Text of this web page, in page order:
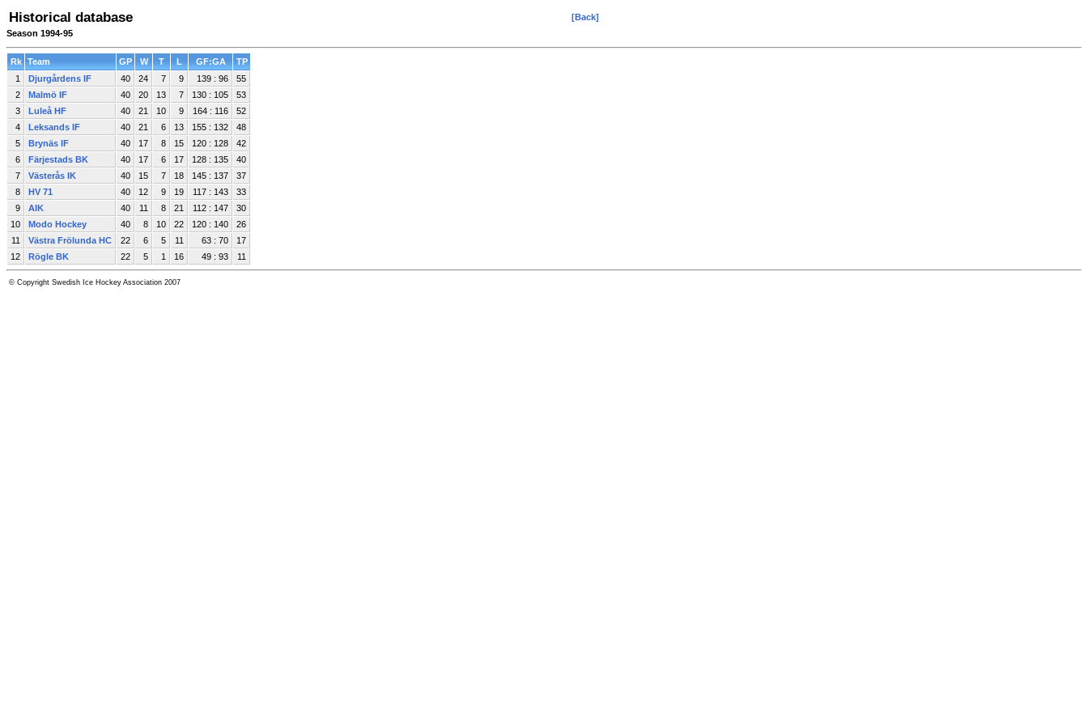
Historical database
[Back]
Season 1994-95
Rk Team GP W T L GF:GA
TP
1
Djurgårdens IF 40 24 7 9 139 : 96
55
2
Malmö IF 40 20 13 7 130 : 105
53
3
Luleå HF 40 21 10 9 164 : 116
52
4
Leksands IF 40 21 6 13 155 : 132
48
5
Brynäs IF 40 17 8 15 120 : 128
42
6
Färjestads BK 40 17 6 17 128 : 135
40
7
Västerås IK 40 15 7 18 145 : 137
37
8
HV 71 40 12 9 19 117 : 143
33
9
AIK 40 11 8 21 112 : 147
30
10
Modo Hockey 40 8 10 22 120 : 140
26
11
Västra Frölunda HC 22 6 5 11 63 : 70
17
12
Rögle BK 22 5 1 16 49 : 93 11
© Copyright Swedish Ice Hockey Association 2007